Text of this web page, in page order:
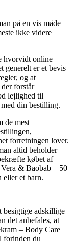
på en vis måde
ikke videre
hvorvidt online
generelt er et bevis
og at
forstår
lejlighed til
din bestilling.
de mest
forretningen lover.
altid beholder
købet af
& Baobab – 50
eller et barn.
besigtige adskillige
det anbefales, at
– Body Care
forinden du